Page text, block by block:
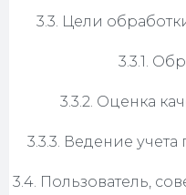
3.3. Цели
3.3.1.
3.3.2. Оценка
3.3.3. Ведение
3.4. Пользователь,